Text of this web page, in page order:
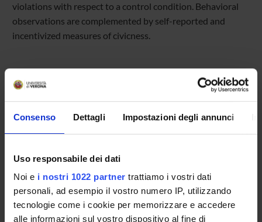
Consenso Dettagli Impostazioni degli annunci
Uso responsabile dei dati
Noi e i nostri 1022 partner trattiamo i vostri dati
personali, ad esempio il vostro numero IP, utilizzando
tecnologie come i cookie per memorizzare e accedere
alle informazioni sul vostro dispositivo al fine di
violations with respect to a control condition. Behavioral
observations are complemented by self-reported and
incentivized measures of civicness.
Referente
Data pubblicazione
5 settembre 2025